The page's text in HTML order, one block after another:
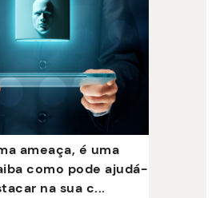
ameaça, é uma
como pode ajudá-
na sua c...